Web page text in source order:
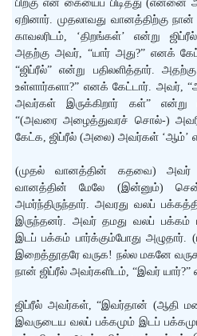
பிறகு என் கையைப் பிடித்து
ஏறினார். முதலாவது வானத்திற்கு
காவலரிடம், ‘திறங்கள்’ என்று
அதற்கு அவர், “யார் அது?” எனக்
“ஜிப்ரீல்” என்று பதிலளித்தார்.
உள்ளார்களா?” எனக் கேட்டார்.
அவர்கள் இருக்கிறார் கள்” என்று
“(அவரை அழைத்துவரச் சொல்-)
கேட்க, ஜிப்ரீல் (அலை) அவர்கள் ‘ஆம்’
(முதல் வானத்தின் கதவை) அவர்
வானத்தின் மேலே (இன்னும்)
அமர்ந்திருந்தார். அவரது வலப்
இருந்தனர். அவர் தமது வலப் பக்கம்
இடப் பக்கம் பார்க்கும்போது அழுதார்.
இறைத்தூதரே வருக! நல்ல மகனே
நான் ஜிப்ரீல் அவர்களிடம், “இவர்
ஜிப்ரீல் அவர்கள், “இவர்தான் (ஆதி
இவருடைய வலப் பக்கமும் இடப்